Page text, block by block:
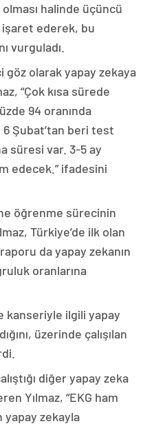
halinde üçüncü
ederek, bu
vurguladı.
göz olarak yapay zekaya
“Çok kısa sürede
94 oranında
Şubat’tan beri test
süresi var. 3-5 ay
edecek.” ifadesini
öğrenme sürecinin
Türkiye’de ilk olan
da yapay zekanın
oranlarına
kanseriyle ilgili yapay
üzerinde çalışılan
diğer yapay zeka
Yılmaz, “EKG ham
zekayla